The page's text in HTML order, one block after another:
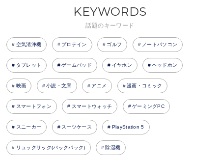
KEYWORDS
話題のキーワード
空気清浄機 プロテイン ゴルフ ノートパソコン
タブレット ゲームパッド イヤホン ヘッドホン
映画 小説・文庫 アニメ 漫画・コミック
スマートフォン スマートウォッチ ゲーミングPC
スニーカー スーツケース PlayStation 5
リュックサック(バックパック) 除湿機